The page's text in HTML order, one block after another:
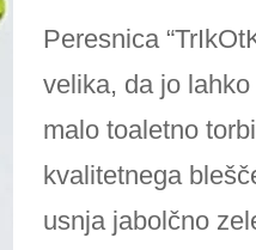
Peresnica
velika, da jo
malo toaletno
kvalitetnega
usnja jabolčno